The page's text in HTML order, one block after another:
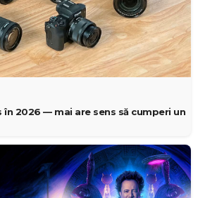
în 2026 — mai are sens să cumperi un